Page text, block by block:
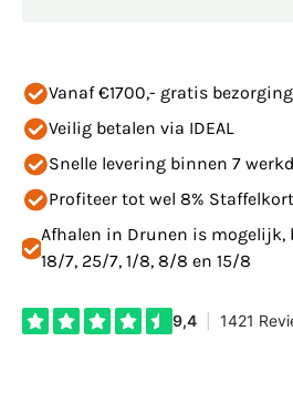
Vanaf €1700,- gratis bezorging
Veilig betalen via IDEAL
Snelle levering binnen 7
Profiteer tot wel 8%
Afhalen in Drunen is mogelijk,
18/7, 25/7, 1/8, 8/8 en 15/8